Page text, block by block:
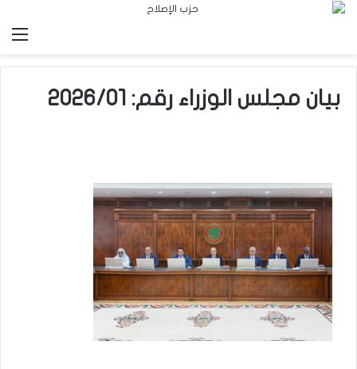
بيان مجلس الوزراء رقم: 2026/01